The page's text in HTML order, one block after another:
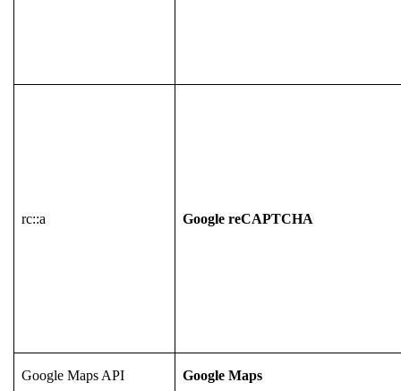
rc::a Google reCAPTCHA
Google Maps API Google Maps